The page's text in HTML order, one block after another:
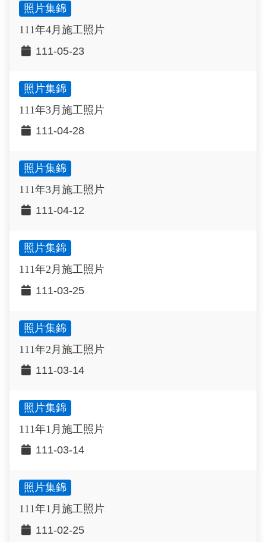
照片集錦
111年4月施工照片
111-05-23
照片集錦
111年3月施工照片
111-04-28
照片集錦
111年3月施工照片
111-04-12
照片集錦
111年2月施工照片
111-03-25
照片集錦
111年2月施工照片
111-03-14
照片集錦
111年1月施工照片
111-03-14
照片集錦
111年1月施工照片
111-02-25